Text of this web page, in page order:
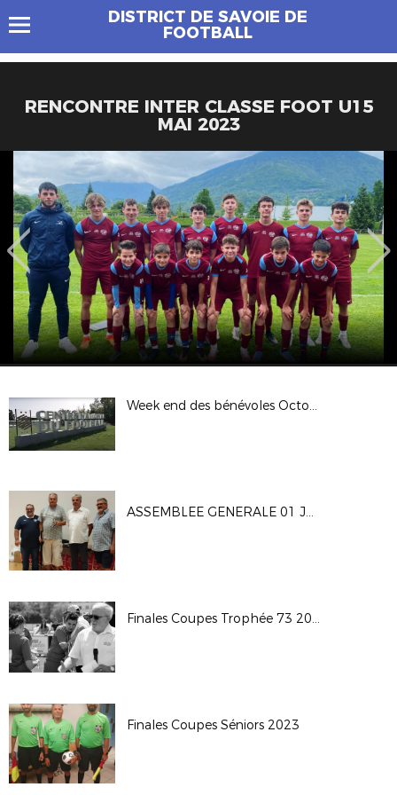
DISTRICT DE SAVOIE DE
FOOTBALL
RENCONTRE INTER CLASSE FOOT U15
MAI 2023
Week end des bénévoles Octobre 2023
ASSEMBLEE GENERALE 01 JUILLET 2023
Finales Coupes Trophée 73 2023
Finales Coupes Séniors 2023